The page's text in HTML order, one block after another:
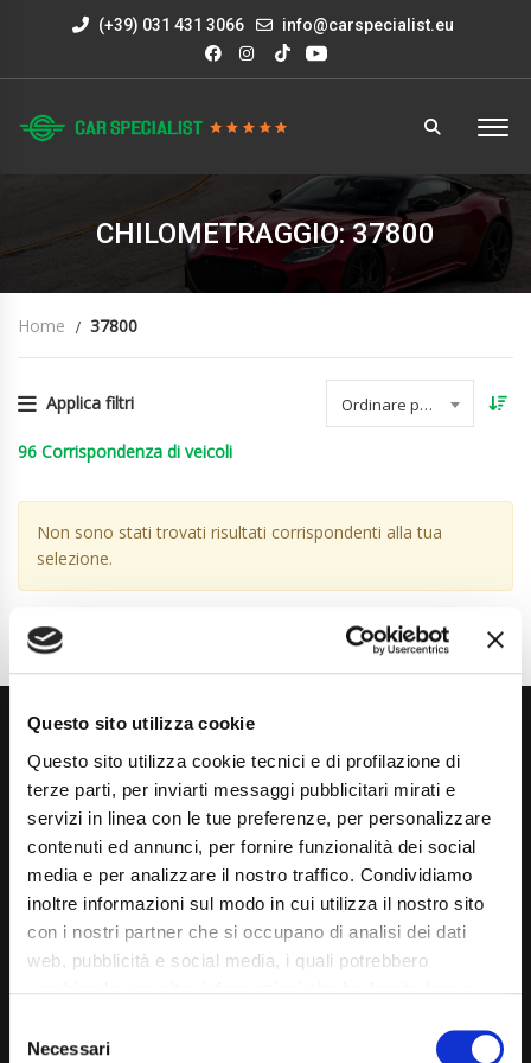
Questo sito utilizza cookie
Questo sito utilizza cookie tecnici e di profilazione di
terze parti, per inviarti messaggi pubblicitari mirati e
servizi in linea con le tue preferenze, per personalizzare
contenuti ed annunci, per fornire funzionalità dei social
media e per analizzare il nostro traffico. Condividiamo
inoltre informazioni sul modo in cui utilizza il nostro sito
con i nostri partner che si occupano di analisi dei dati
web, pubblicità e social media, i quali potrebbero
mera chiusura del banner non comporta l’accettazione
Selection
Necessari
(+39) 031 431 3066 info@carspecialist.eu
CHILOMETRAGGIO: 37800
Home 37800
Applica filtri Ordinare per data
96 Corrispondenza di veicoli
Non sono stati trovati risultati corrispondenti alla tua
selezione.
Via Giuditta Pasta 2, Como (CO) 22100
(+39) 031 431 3066
info@carspecialist.eu
Sabato: 09:00 - 12:30